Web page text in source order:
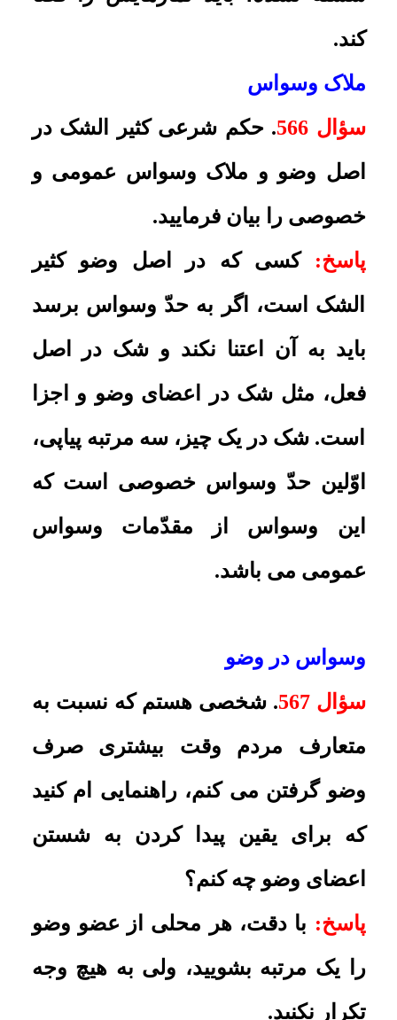
توجه نکند.
شک در شستن عضو یا صحّت آن
وضو را شسته یا نه، و یا صحیح شسته
یا نه، چه حکمى دارد و اگر زیاد شک
پاسخ
: به مسأله ى 304 و 307 رساله
رجوع شود.
سؤال 571.
کسى که در وضو کثیرالشک
است، آیا مى تواند به مسجد یا زیارت
پاسخ:اشکالى ندارد، هر چند تکلیفا باید
از شک پرهیز کند.
تاریخ به روزرسانی: شنبه, ۱۳ خرداد ۱۳۹۱